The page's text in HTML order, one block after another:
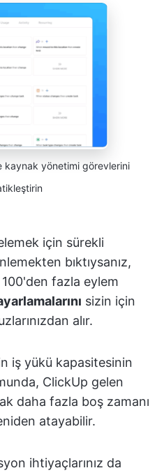
kaynak yönetimi görevlerini
için sürekli
bıktıysanız,
100'den fazla eylem
sizin için
alır.
iş yükü kapasitesinin
ClickUp gelen
daha fazla boş zamanı
atayabilir.
ihtiyaçlarınız da